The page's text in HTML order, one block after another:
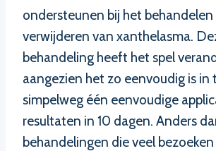
ondersteunen bij het behandelen
verwijderen van xanthelasma.
behandeling heeft het spel
aangezien het zo eenvoudig is in
simpelweg één eenvoudige
resultaten in 10 dagen. Anders
behandelingen die veel